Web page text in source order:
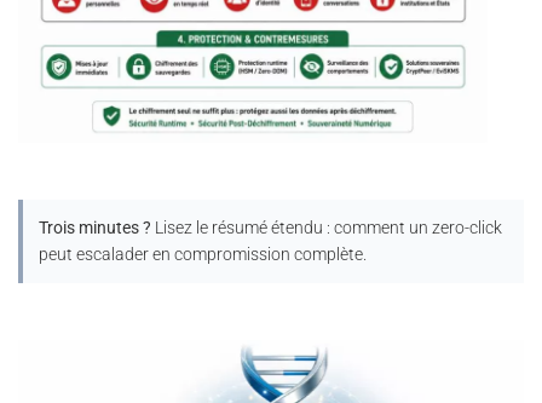
Trois minutes ? Lisez le résumé étendu : comment un zero-click
peut escalader en compromission complète.